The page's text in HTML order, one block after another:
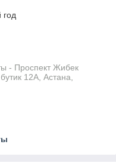
год
- Проспект Жибек
12А, Астана,